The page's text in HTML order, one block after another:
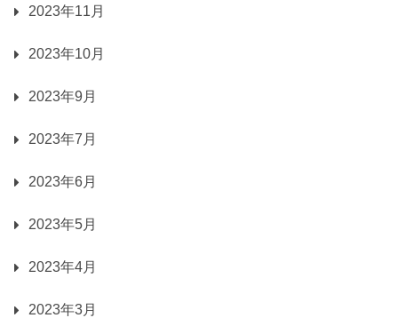
2023年11月
2023年10月
2023年9月
2023年7月
2023年6月
2023年5月
2023年4月
2023年3月